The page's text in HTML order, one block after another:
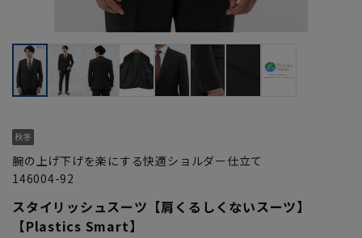
腕の上げ下げを楽にする快適ショルダー仕立て
146004-92
スタイリッシュスーツ【肩くるしくないスーツ】
【Plastics Smart】